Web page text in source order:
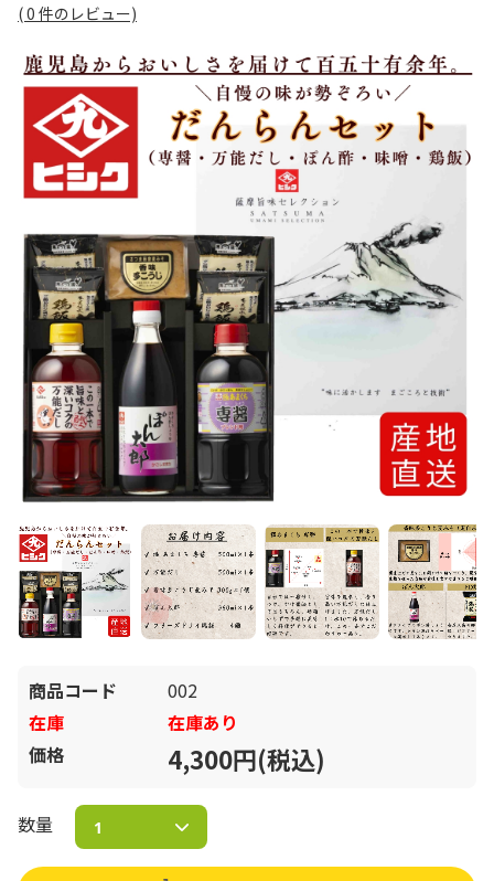
(0 件のレビュー)
商品コード
002
在庫
在庫あり
価格
4,300円(税込)
数量